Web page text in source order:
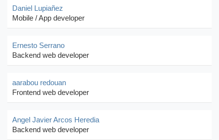
Daniel Lupiañez
Mobile / App developer
Ernesto Serrano
Backend web developer
aarabou redouan
Frontend web developer
Angel Javier Arcos Heredia
Backend web developer